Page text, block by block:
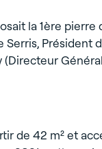
la 1ère
Président
de 42 m² et